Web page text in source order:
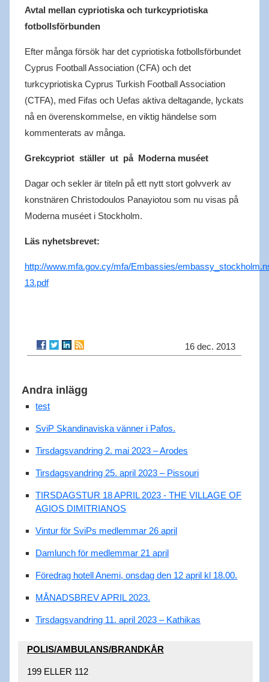
Avtal mellan cypriotiska och turkcypriotiska
fotbollsförbunden
Efter många försök har det cypriotiska fotbollsförbundet
Cyprus Football Association (CFA) och det
turkcypriotiska Cyprus Turkish Football Association
(CTFA), med Fifas och Uefas aktiva deltagande, lyckats
nå en överenskommelse, en viktig händelse som
kommenterats av många.
Grekcypriot ställer ut på Moderna muséet
Dagar och sekler är titeln på ett nytt stort golvverk av
konstnären Christodoulos Panayiotou som nu visas på
Moderna muséet i Stockholm.
Läs nyhetsbrevet:
http://www.mfa.gov.cy/mfa/Embassies/
13.pdf
16 dec. 2013
Andra inlägg
test
SviP Skandinaviska vänner i Pafos.
Tirsdagsvandring 2. mai 2023 – Arodes
Tirsdagsvandring 25. april 2023 – Pissouri
TIRSDAGSTUR 18 APRIL 2023 - THE VILLAGE OF
AGIOS DIMITRIANOS
Vintur för SviPs medlemmar 26 april
Damlunch för medlemmar 21 april
Föredrag hotell Anemi, onsdag den 12 april kl 18.00.
MÅNADSBREV APRIL 2023.
Tirsdagsvandring 11. april 2023 – Kathikas
POLIS/AMBULANS/BRANDKÅR​
199 ELLER 112​